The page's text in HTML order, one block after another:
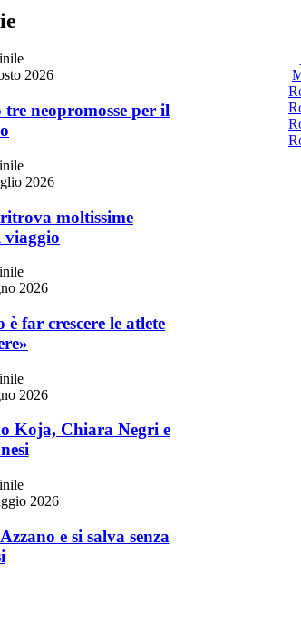
2026
neopromosse per il
2026
moltissime
viaggio
2026
far crescere le atlete
2026
Koja, Chiara Negri e
2026
e si salva senza